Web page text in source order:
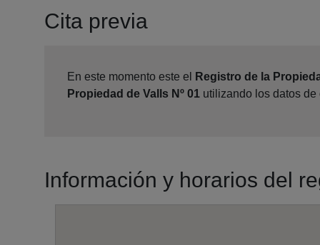
Cita previa
En este momento este el Registro de la
Propiedad de Valls Nº 01 utilizando los datos
Información y horarios del